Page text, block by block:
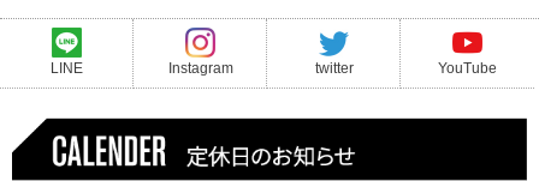
LINE Instagram twitter YouTube